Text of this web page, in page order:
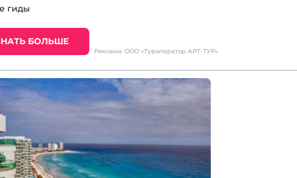
гиды
БОЛЬШЕ
Реклама: ООО «Туроператор АРТ-ТУР»